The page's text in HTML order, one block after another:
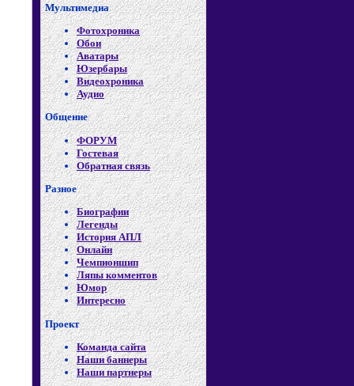
Мультимедиа
Фотохроника
Обои
Аватары
Юзербары
Видеохроника
Аудио
Общение
ФОРУМ
Гостевая
Обратная связь
Разное
Биографии
Легенды
История АПЛ
Онлайн
Чемпионшип
Ляпы комментов
Юмор
Интересно
Проект
Команда сайта
Наши баннеры
Наши партнеры